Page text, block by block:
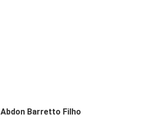
Abdon Barretto Filho